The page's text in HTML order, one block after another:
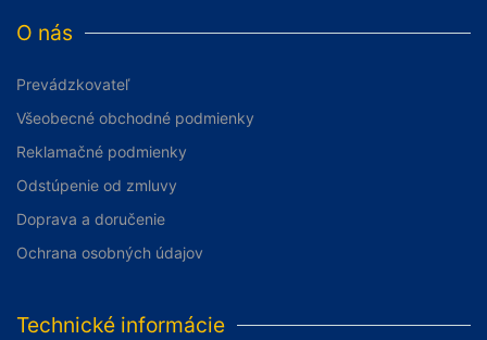
O nás
Prevádzkovateľ
Všeobecné obchodné podmienky
Reklamačné podmienky
Odstúpenie od zmluvy
Doprava a doručenie
Ochrana osobných údajov
Technické informácie